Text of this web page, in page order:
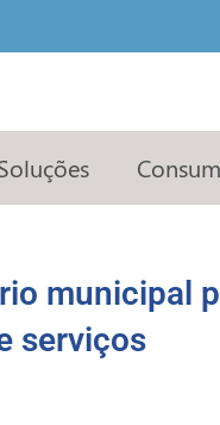
municipal
serviços